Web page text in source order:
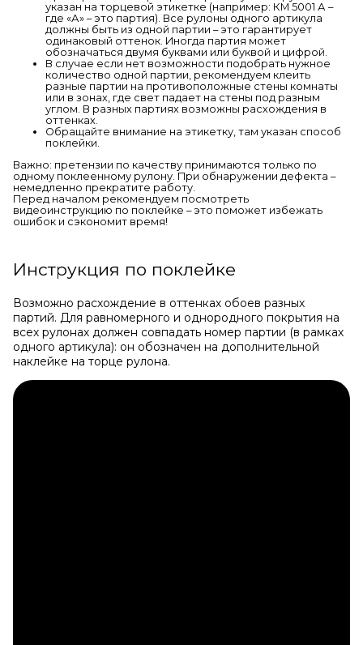
указан на торцевой этикетке (например: КМ 5001 А –
где «А» – это партия). Все рулоны одного артикула
должны быть из одной партии – это гарантирует
одинаковый оттенок. Иногда партия может
обозначаться двумя буквами или буквой и цифрой.
В случае если нет возможности подобрать нужное
количество одной партии, рекомендуем клеить
разные партии на противоположные стены комнаты
или в зонах, где свет падает на стены под разным
углом. В разных партиях возможны расхождения в
оттенках.
Обращайте внимание на этикетку, там указан способ
поклейки.
Важно: претензии по качеству принимаются только по
одному поклеенному рулону. При обнаружении дефекта –
немедленно прекратите работу.
Перед началом рекомендуем посмотреть
видеоинструкцию по поклейке – это поможет избежать
ошибок и сэкономит время!
Инструкция по поклейке
Возможно расхождение в оттенках обоев разных
партий. Для равномерного и однородного покрытия на
всех рулонах должен совпадать номер партии (в рамках
одного артикула): он обозначен на дополнительной
наклейке на торце рулона.